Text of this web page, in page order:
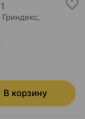
1
Гриндекс
В корзину